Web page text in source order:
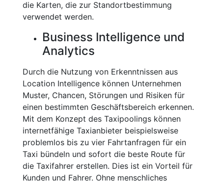
die Karten, die zur Standortbestimmung
verwendet werden.
Business Intelligence und
Analytics
Durch die Nutzung von Erkenntnissen aus
Location Intelligence können Unternehmen
Muster, Chancen, Störungen und Risiken für
einen bestimmten Geschäftsbereich erkennen.
Mit dem Konzept des Taxipoolings können
internetfähige Taxianbieter beispielsweise
problemlos bis zu vier Fahrtanfragen für ein
Taxi bündeln und sofort die beste Route für
die Taxifahrer erstellen. Dies ist ein Vorteil für
Kunden und Fahrer. Ohne menschliches